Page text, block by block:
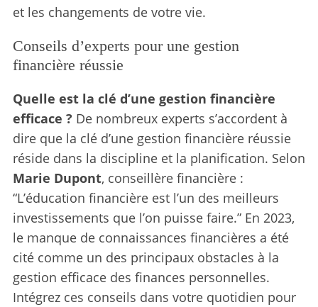
et les changements de votre vie.
Conseils d’experts pour une gestion
financière réussie
Quelle est la clé d’une gestion financière
efficace ? De nombreux experts s’accordent à
dire que la clé d’une gestion financière réussie
réside dans la discipline et la planification. Selon
Marie Dupont, conseillère financière :
“L’éducation financière est l’un des meilleurs
investissements que l’on puisse faire.” En 2023,
le manque de connaissances financières a été
cité comme un des principaux obstacles à la
gestion efficace des finances personnelles.
Intégrez ces conseils dans votre quotidien pour